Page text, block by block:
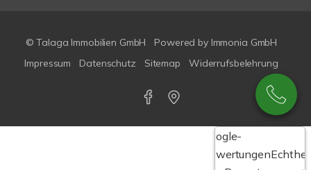
© Talaga Immobilien GmbH Powered by Immonia GmbH
Impressum
Datenschutz Sitemap Widerrufsbelehrung
Google-
Bewertungen